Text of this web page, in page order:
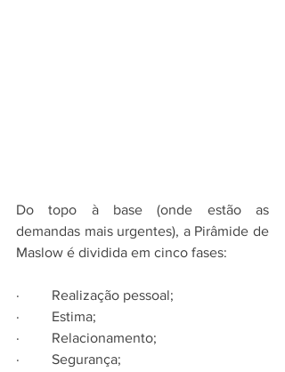
Do topo à base (onde estão as
demandas mais urgentes), a Pirâmide de
Maslow é dividida em cinco fases:
·         Realização pessoal;
·         Estima;
·         Relacionamento;
·         Segurança;